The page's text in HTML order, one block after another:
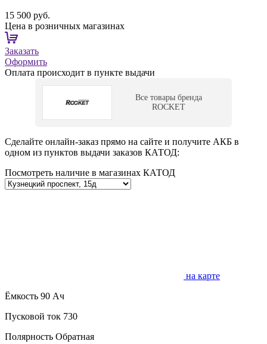
15 500 руб.
Цена в розничных магазинах
Заказать
Оформить
Оплата происходит в пункте выдачи
Все товары бренда
ROCKET
Сделайте онлайн-заказ прямо на сайте и получите АКБ в
одном из пунктов выдачи заказов КАТОД:
Посмотреть наличие в магазинах КАТОД
на карте
Ёмкость 90 Ач
Пусковой ток 730
Полярность Обратная